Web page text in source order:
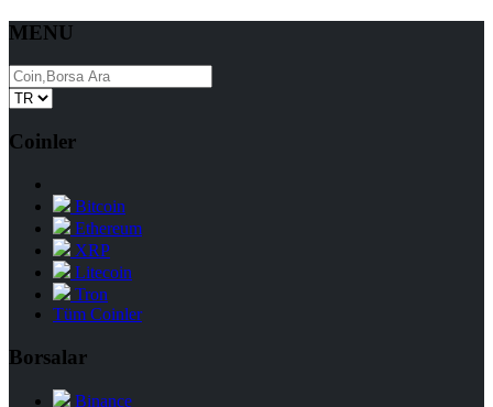
MENU
Coinler
Bitcoin
Ethereum
XRP
Litecoin
Tron
Tüm Coinler
Borsalar
Binance